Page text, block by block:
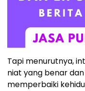
Tapi menurutnya,
niat yang benar
memperbaiki